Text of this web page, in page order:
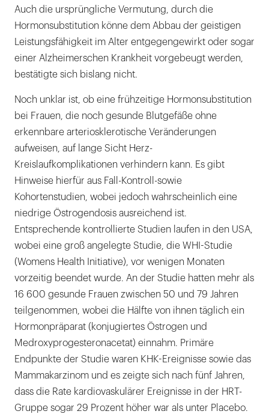
Auch die ursprüngliche Vermutung, durch die
Hormonsubstitution könne dem Abbau der geistigen
Leistungsfähigkeit im Alter entgegengewirkt oder sogar
einer Alzheimerschen Krankheit vorgebeugt werden,
bestätigte sich bislang nicht.
Noch unklar ist, ob eine frühzeitige Hormonsubstitution
bei Frauen, die noch gesunde Blutgefäße ohne
erkennbare arteriosklerotische Veränderungen
aufweisen, auf lange Sicht Herz-
Kreislaufkomplikationen verhindern kann. Es gibt
Hinweise hierfür aus Fall-Kontroll-sowie
Kohortenstudien, wobei jedoch wahrscheinlich eine
niedrige Östrogendosis ausreichend ist.
Entsprechende kontrollierte Studien laufen in den USA,
wobei eine groß angelegte Studie, die WHI-Studie
(Womens Health Initiative), vor wenigen Monaten
vorzeitig beendet wurde. An der Studie hatten mehr als
16 600 gesunde Frauen zwischen 50 und 79 Jahren
teilgenommen, wobei die Hälfte von ihnen täglich ein
Hormonpräparat (konjugiertes Östrogen und
Medroxyprogesteronacetat) einnahm. Primäre
Endpunkte der Studie waren KHK-Ereignisse sowie das
Mammakarzinom und es zeigte sich nach fünf Jahren,
dass die Rate kardiovaskulärer Ereignisse in der HRT-
Gruppe sogar 29 Prozent höher war als unter Placebo.